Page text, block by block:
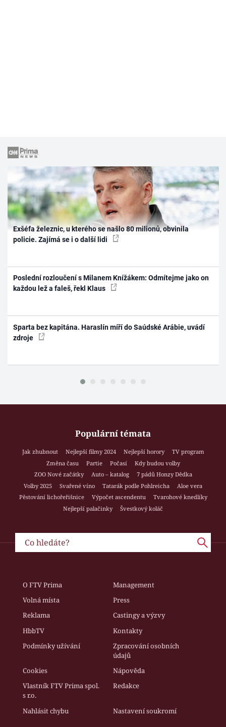
Exšéfa železnic, u kterého se našlo 80 milionů, obvinila
policie. Zajímá se i o další lidi
Poslední rozloučení s Milanem Knížákem: Odmítejme jako on
každou lež a faleš, řekl Klaus
Sparta bez kapitána. Haraslín míří do Saúdské Arábie, uvádí
zdroje
Populární témata
Jak zhubnout Nejlepší filmy 2024 Nejlepší horory
TV program
Změna času
Partie Počasí
Kdy budou volby
ZOO Nové začátky
Auto – katalog
7 pádů Honzy Dědka
Volby 2025
Svařené víno Tatarák podle Pohlreicha
Aloe vera
Pěstování lichořeřišnice
Výpočet ascendentu
Tvarohové knedlíky
Nejlepší palačinky
Švestkový koláč
O FTV Prima
Management
Volná místa
Press
Reklama
Castingy a výzvy
HbbTV
Kontakty
Podmínky užívání
Zpracování osobních
údajů
Cookies
Nápověda
Vlastník FTV Prima spol.
s r.o.
Redakce
Nahlásit chybu Nastavení soukromí